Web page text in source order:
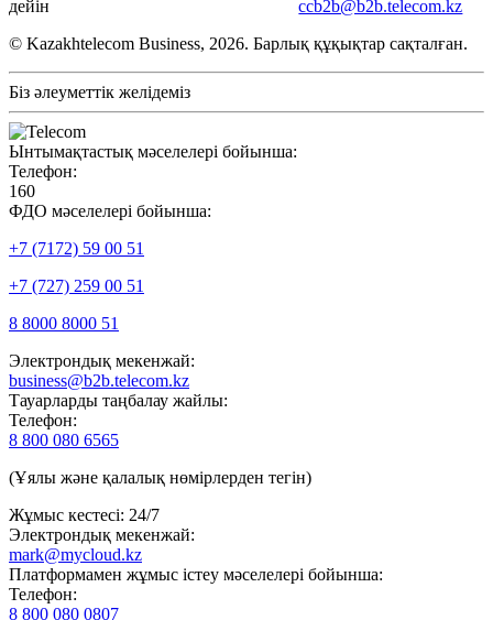
дейін
ccb2b@b2b.telecom.kz
© Kazakhtelecom Business, 2026. Барлық құқықтар сақталған.
Біз әлеуметтік желідеміз
Ынтымақтастық мәселелері бойынша:
Телефон:
160
ФДО мәселелері бойынша:
+7 (7172) 59 00 51
+7 (727) 259 00 51
8 8000 8000 51
Электрондық мекенжай:
business@b2b.telecom.kz
Тауарларды таңбалау жайлы:
Телефон:
8 800 080 6565
(Ұялы және қалалық нөмірлерден тегін)
Жұмыс кестесі: 24/7
Электрондық мекенжай:
mark@mycloud.kz
Платформамен жұмыс істеу мәселелері бойынша:
Телефон:
8 800 080 0807